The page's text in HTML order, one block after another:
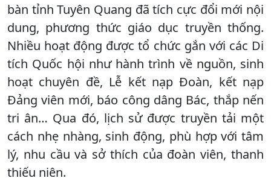
bàn tỉnh Tuyên Quang đã tích cực đổi mới nội
dung, phương thức giáo dục truyền thống.
Nhiều hoạt động được tổ chức gắn với các Di
tích Quốc hội như hành trình về nguồn, sinh
hoạt chuyên đề, Lễ kết nạp Đoàn, kết nạp
Đảng viên mới, báo công dâng Bác, thắp nến
tri ân… Qua đó, lịch sử được truyền tải một
cách nhẹ nhàng, sinh động, phù hợp với tâm
lý, nhu cầu và sở thích của đoàn viên, thanh
thiếu niên.